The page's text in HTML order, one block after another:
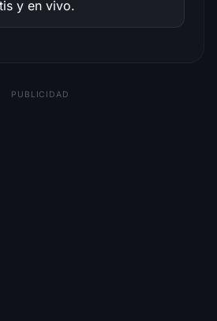
y en vivo.
PUBLICIDAD